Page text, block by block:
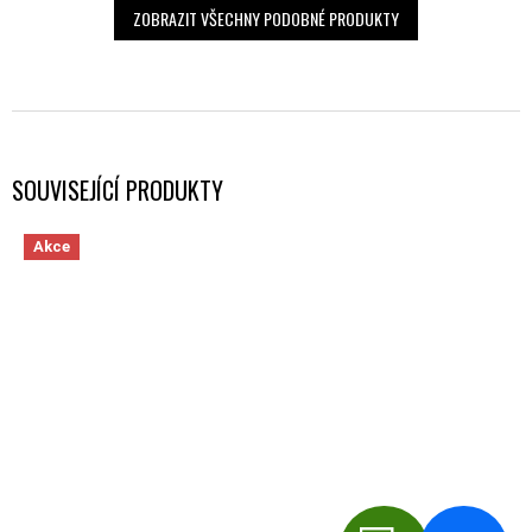
SOUVISEJÍCÍ PRODUKTY
Akce
ZOBRAZIT VŠECHNY PODOBNÉ PRODUKTY